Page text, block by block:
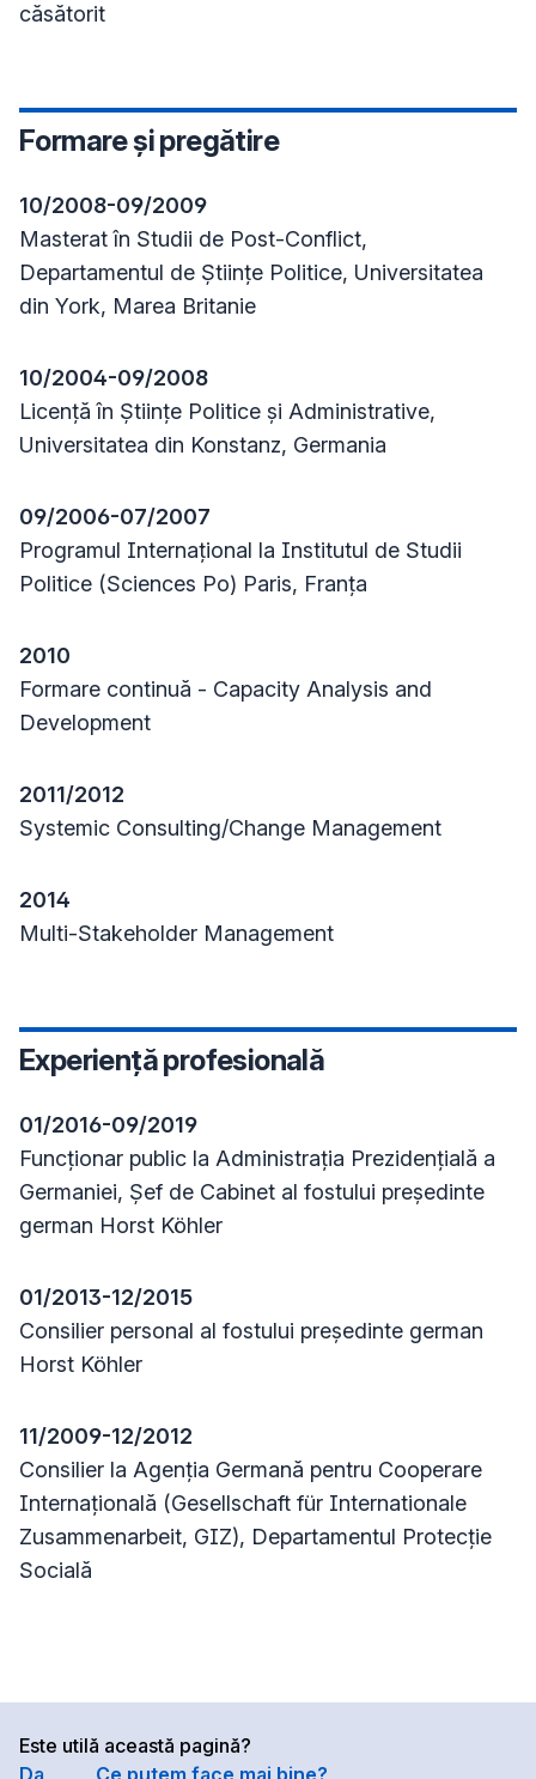
căsătorit
Formare și pregătire
10/2008-09/2009
Masterat în Studii de Post-Conflict,
Departamentul de Științe Politice, Universitatea
din York, Marea Britanie
10/2004-09/2008
Licență în Științe Politice și Administrative,
Universitatea din Konstanz, Germania
09/2006-07/2007
Programul Internațional la Institutul de Studii
Politice (Sciences Po) Paris, Franța
2010
Formare continuă - Capacity Analysis and
Development
2011/2012
Systemic Consulting/Change Management
2014
Multi-Stakeholder Management
Experiență profesională
01/2016-09/2019
Funcționar public la Administrația Prezidențială a
Germaniei, Șef de Cabinet al fostului președinte
german Horst Köhler
01/2013-12/2015
Consilier personal al fostului președinte german
Horst Köhler
11/2009-12/2012
Consilier la Agenția Germană pentru Cooperare
Internațională (Gesellschaft für Internationale
Zusammenarbeit, GIZ), Departamentul Protecție
Socială
Este utilă această pagină?
Da
Ce putem face mai bine?